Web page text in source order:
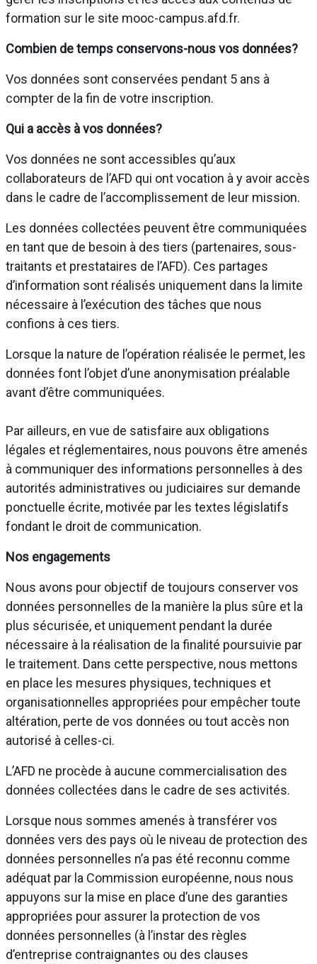
formation sur le site mooc-campus.afd.fr.
Combien de temps conservons-nous vos données?
Vos données sont conservées pendant 5 ans à
compter de la fin de votre inscription.
Qui a accès à vos données?
Vos données ne sont accessibles qu’aux
collaborateurs de l’AFD qui ont vocation à y avoir accès
dans le cadre de l’accomplissement de leur mission.
Les données collectées peuvent être communiquées
en tant que de besoin à des tiers (partenaires, sous-
traitants et prestataires de l’AFD). Ces partages
d’information sont réalisés uniquement dans la limite
nécessaire à l’exécution des tâches que nous
confions à ces tiers.
Lorsque la nature de l’opération réalisée le permet, les
données font l’objet d’une anonymisation préalable
avant d’être communiquées.
Par ailleurs, en vue de satisfaire aux obligations
légales et réglementaires, nous pouvons être amenés
à communiquer des informations personnelles à des
autorités administratives ou judiciaires sur demande
ponctuelle écrite, motivée par les textes législatifs
fondant le droit de communication.
Nos engagements
Nous avons pour objectif de toujours conserver vos
données personnelles de la manière la plus sûre et la
plus sécurisée, et uniquement pendant la durée
nécessaire à la réalisation de la finalité poursuivie par
le traitement. Dans cette perspective, nous mettons
en place les mesures physiques, techniques et
organisationnelles appropriées pour empêcher toute
altération, perte de vos données ou tout accès non
autorisé à celles-ci.
L’AFD ne procède à aucune commercialisation des
données collectées dans le cadre de ses activités.
Lorsque nous sommes amenés à transférer vos
données vers des pays où le niveau de protection des
données personnelles n’a pas été reconnu comme
adéquat par la Commission européenne, nous nous
appuyons sur la mise en place d’une des garanties
appropriées pour assurer la protection de vos
données personnelles (à l’instar des règles
d’entreprise contraignantes ou des clauses